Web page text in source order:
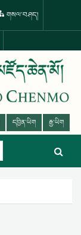
གསལ་བཤད།
དབྱིན་ཡིག རྒྱ་ཡིག